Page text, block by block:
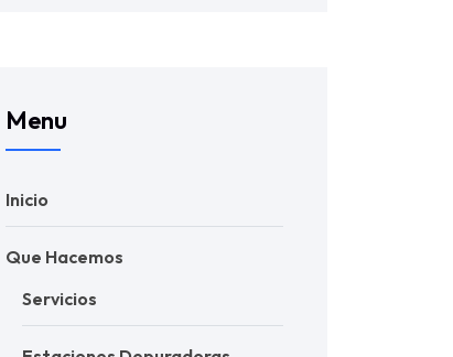
Menu
Inicio
Que Hacemos
Servicios